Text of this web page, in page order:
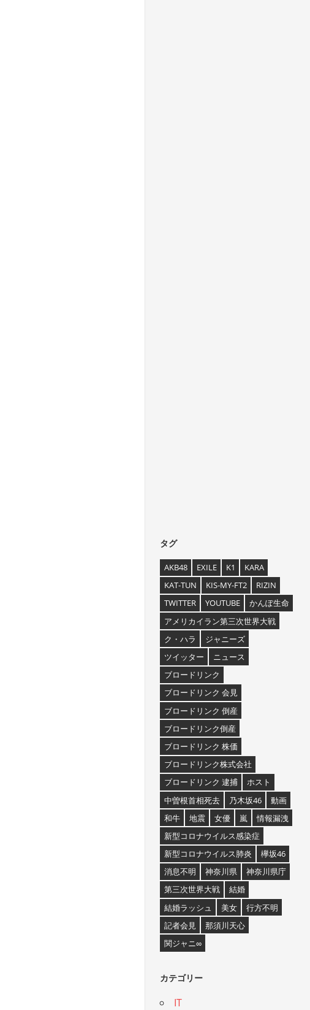
タグ
AKB48 EXILE K1
KARA
KAT-TUN
KIS-MY-FT2
RIZIN
TWITTER
YOUTUBE
かんぽ生命
アメリカイラン第三次世界大戦
ク・ハラ
ジャニーズ
ツイッター
ニュース
ブロードリンク
ブロードリンク 会見
ブロードリンク 倒産
ブロードリンク倒産
ブロードリンク 株価
ブロードリンク株式会社
ブロードリンク 逮捕
ホスト
中曽根首相死去
乃木坂46
動画
和牛
地震 女優 嵐
情報漏洩
新型コロナウイルス感染症
新型コロナウイルス肺炎
欅坂46
消息不明
神奈川県
神奈川県庁
第三次世界大戦
結婚
結婚ラッシュ
美女
行方不明
記者会見
那須川天心
関ジャニ∞
カテゴリー
IT